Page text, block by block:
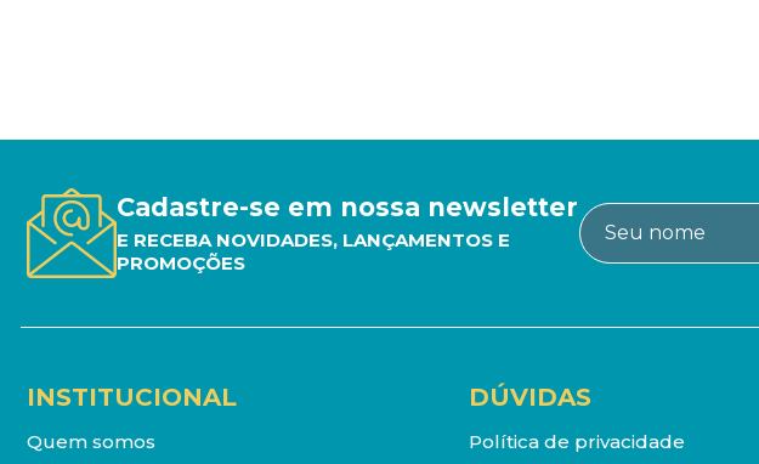
Cadastre-se em nossa newsletter
E RECEBA NOVIDADES, LANÇAMENTOS E
PROMOÇÕES
INSTITUCIONAL
Quem somos
DÚVIDAS
Política de privacidade